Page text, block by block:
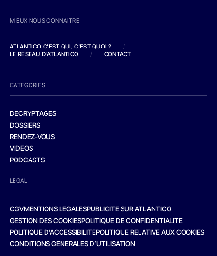
MIEUX NOUS CONNAITRE
ATLANTICO C'EST QUI, C'EST QUOI ?
/
LE RESEAU D'ATLANTICO
/ CONTACT
CATEGORIES
DECRYPTAGES
DOSSIERS
RENDEZ-VOUS
VIDEOS
PODCASTS
LEGAL
CGVMENTIONS LEGALESPUBLICITE SUR ATLANTICO
GESTION DES COOKIESPOLITIQUE DE CONFIDENTIALITE
POLITIQUE D’ACCESSIBILITEPOLITIQUE RELATIVE AUX COOKIES
CONDITIONS GENERALES D’UTILISATION